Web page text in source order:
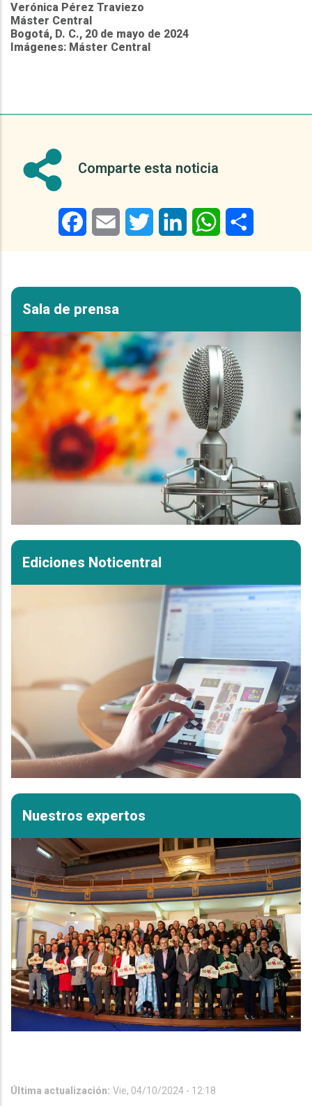
Verónica Pérez Traviezo
Máster Central
Bogotá, D. C., 20 de mayo de 2024
Imágenes: Máster Central
Comparte esta noticia
FacebookEmail Twitter LinkedIn WhatsApp
Sala de prensa
Ediciones Noticentral
Nuestros expertos
Última actualización: Vie, 04/10/2024 - 12:18